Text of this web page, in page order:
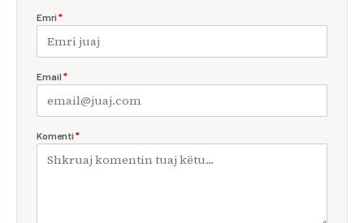
Emri *
Email *
Komenti *